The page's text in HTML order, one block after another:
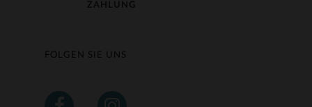
ZAHLUNG
FOLGEN SIE UNS